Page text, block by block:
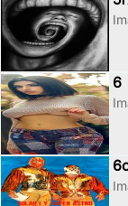
6